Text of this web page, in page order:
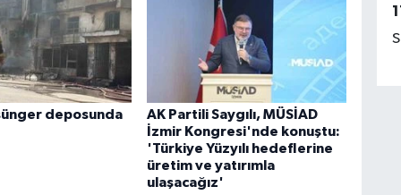
deposunda
AK Partili Saygılı, MÜSİAD
İzmir Kongresi'nde konuştu:
'Türkiye Yüzyılı hedeflerine
üretim ve yatırımla
ulaşacağız'